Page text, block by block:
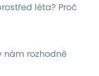
léta? Proč
nám rozhodně